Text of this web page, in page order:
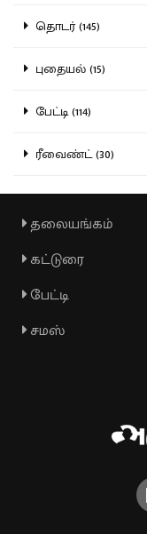
தொடர் (145)
புதையல் (15)
பேட்டி (114)
ரீவைண்ட் (30)
தலையங்கம்
கட்டுரை
பேட்டி
சமஸ்